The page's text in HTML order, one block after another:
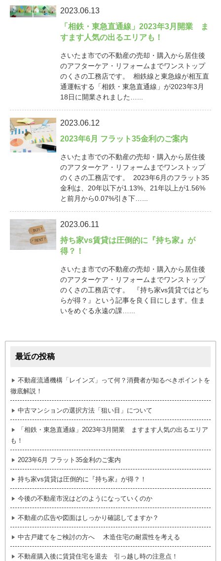
2023.06.13
「相鉄・東急直通線」2023年3月開業 ま
すます人気の出るエリアも！
さいたま市での不動産の売却・購入から居住後
のアフターケア・リフォームまでワンストップ
のくさの工務店です。 相鉄線と東急線が相互直
通運転する「相鉄・東急直通線」が2023年3月
18日に開業されました…...
2023.06.12
2023年6月 フラット35金利のご案内
さいたま市での不動産の売却・購入から居住後
のアフターケア・リフォームまでワンストップ
のくさの工務店です。 2023年6月のフラット35
金利は、20年以下が1.13%、21年以上が1.56%
と前月から0.07%引き下…...
2023.06.11
持ち家vs賃貸は圧倒的に『持ち家』が
得？！
さいたま市での不動産の売却・購入から居住後
のアフターケア・リフォームまでワンストップ
のくさの工務店です。 『持ち家vs賃貸ではどち
らが得？』という記事を良く目にします。住ま
いをめぐる永遠の課…...
最近の投稿
不動産流通機構「レインズ」って何？消費者が知るべきポイントを
徹底解説！
中古マンションの選択方法「狙い目」について
「相鉄・東急直通線」2023年3月開業 ますます人気の出るエリア
も！
2023年6月 フラット35金利のご案内
持ち家vs賃貸は圧倒的に『持ち家』が得？！
今後の不動産市況はどのようになっていくのか
不動産の広告や図面はしっかり確認してますか？
中古戸建てをご検討の方へ 木造住宅の耐震性を考える
不動産購入後に賃貸住宅を退去 引っ越し時の注意点！